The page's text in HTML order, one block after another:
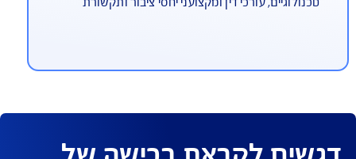
בפגיעה בקניין רוחני, דיבה והשמצה ועוד